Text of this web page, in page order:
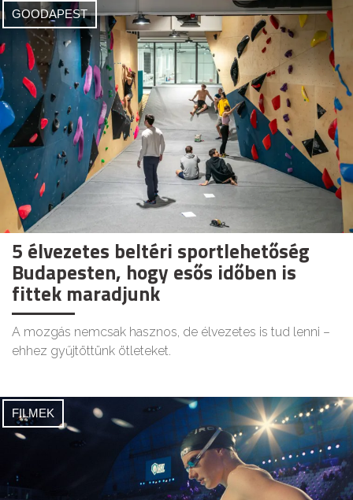
GOODAPEST
5 élvezetes beltéri sportlehetőség
Budapesten, hogy esős időben is
fittek maradjunk
A mozgás nemcsak hasznos, de élvezetes is tud lenni –
ehhez gyűjtöttünk ötleteket.
FILMEK